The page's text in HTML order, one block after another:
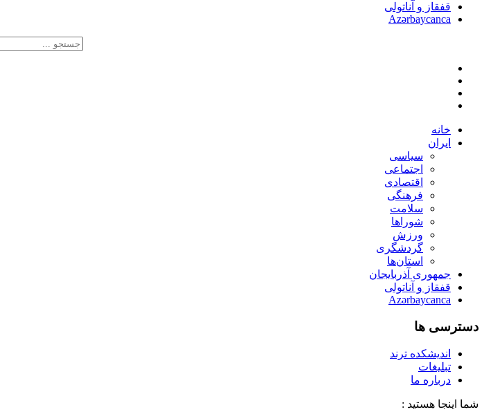
قفقاز و آناتولی
Azərbaycanca
خانه
ایران
سیاسی
اجتماعی
اقتصادی
فرهنگی
سلامت
شوراها
ورزش
گردشگری
استان‌ها
جمهوری آذربایجان
قفقاز و آناتولی
Azərbaycanca
دسترسی ها
اندیشکده ترند
تبلیغات
درباره ما
شما اینجا هستید :